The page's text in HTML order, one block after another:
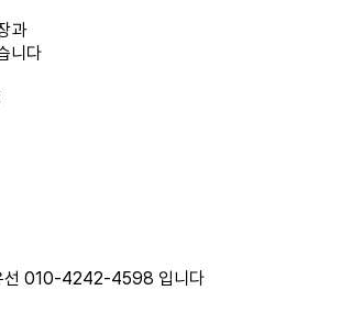
과
니다
선 010-4242-4598 입니다